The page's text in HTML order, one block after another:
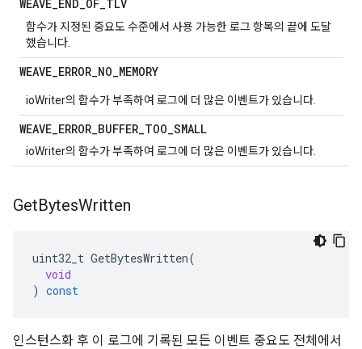
WEAVE_END_OF_TLV
함수가 지정된 중요도 수준에서 사용 가능한 로그 항목의 끝에 도달
했습니다.
WEAVE_ERROR_NO_MEMORY
ioWriter의 함수가 부족하여 로그에 더 많은 이벤트가 있습니다.
WEAVE_ERROR_BUFFER_TOO_SMALL
ioWriter의 함수가 부족하여 로그에 더 많은 이벤트가 있습니다.
GetBytesWritten
uint32_t GetBytesWritten(
void
) const
인스턴스화 후 이 로그에 기록된 모든 이벤트 중요도 전체에서